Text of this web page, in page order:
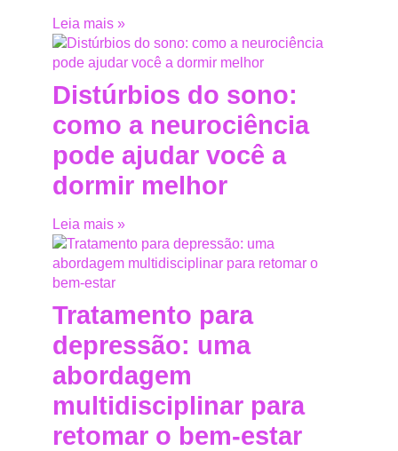
Leia mais »
Distúrbios do sono:
como a neurociência
pode ajudar você a
dormir melhor
Leia mais »
Tratamento para
depressão: uma
abordagem
multidisciplinar para
retomar o bem-estar